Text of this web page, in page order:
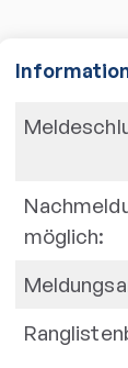
möglich: